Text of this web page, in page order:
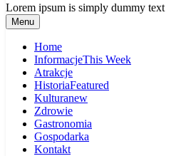
Lorem ipsum is simply dummy text
Menu
Home
InformacjeThis Week
Atrakcje
HistoriaFeatured
Kulturanew
Zdrowie
Gastronomia
Gospodarka
Kontakt